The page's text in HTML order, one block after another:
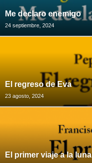
Me declaro enemigo
24 septiembre, 2024
El regreso de Eva
23 agosto, 2024
El primer viaje a la luna